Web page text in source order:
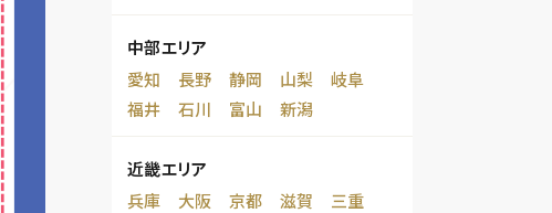
中部エリア
愛知
長野 静岡 山梨
岐阜
福井
石川 富山 新潟
近畿エリア
兵庫
大阪 京都 滋賀
三重